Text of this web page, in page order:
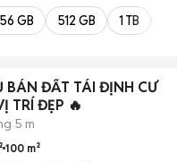
GB 512 GB 1 TB
BÁN ĐẤT TÁI ĐỊNH CƯ
BẢO NINH – VỊ TRÍ ĐẸP 🔥
5 m
100 m²